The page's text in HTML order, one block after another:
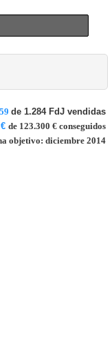
de 1.284 FdJ vendidas
de 123.300 € conseguidos
objetivo: diciembre 2014